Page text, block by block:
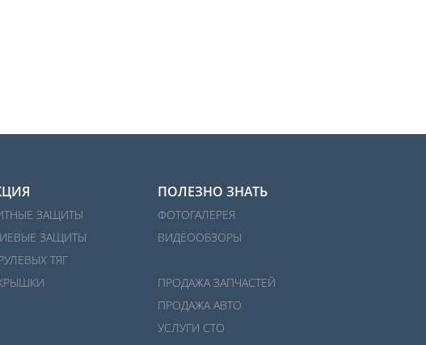
ЗАЩИТЫ
ЗАЩИТЫ
ТЯГ
ПОЛЕЗНО ЗНАТЬ
ФОТОГАЛЕРЕЯ
ВИДЕООБЗОРЫ
ПРОДАЖА ЗАПЧАСТЕЙ
ПРОДАЖА АВТО
УСЛУГИ СТО